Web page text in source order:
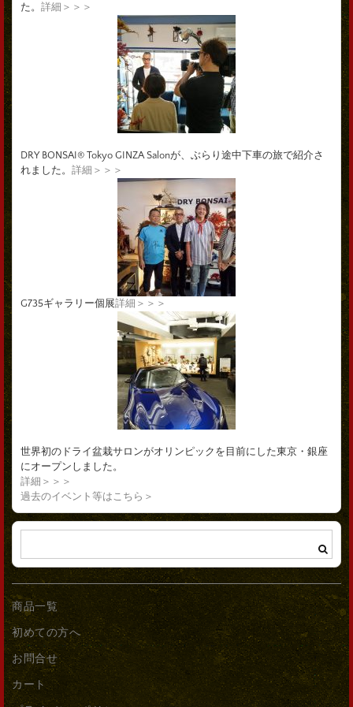
た。 詳細＞＞＞
DRY BONSAI® Tokyo GINZA Salonが、ぶらり途中下車の旅で紹介さ
れました。 詳細＞＞＞
G735ギャラリー個展詳細＞＞＞
世界初のドライ盆栽サロンがオリンピックを目前にした東京・銀座
にオープンしました。
詳細＞＞＞
過去のイベント等はこちら＞
商品一覧
初めての方へ
お問合せ
カート